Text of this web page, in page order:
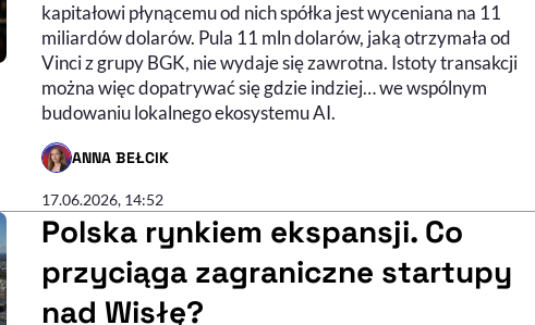
kapitałowi płynącemu od nich spółka jest wyceniana na 11
miliardów dolarów. Pula 11 mln dolarów, jaką otrzymała od
Vinci z grupy BGK, nie wydaje się zawrotna. Istoty transakcji
można więc dopatrywać się gdzie indziej… we wspólnym
budowaniu lokalnego ekosystemu AI.
ANNA BEŁCIK
- AUTOR ARTYKUŁU - PROFIL
17.06.2026, 14:52
Polska rynkiem ekspansji. Co
przyciąga zagraniczne startupy
nad Wisłę?